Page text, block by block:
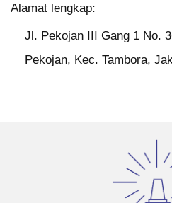
Alamat lengkap:
Jl. Pekojan III Gang 1 No.
Pekojan, Kec. Tambora,